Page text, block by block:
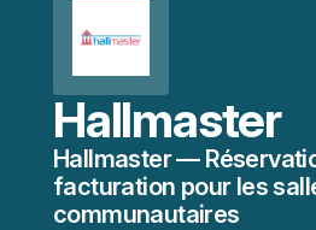
Hallmaster
Hallmaster —
facturation pour les
communautaires